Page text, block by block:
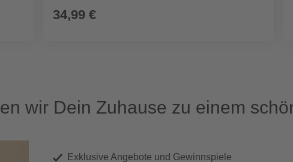
34,99 €
wir Dein Zuhause zu einem
Exklusive Angebote und Gewinnspiele